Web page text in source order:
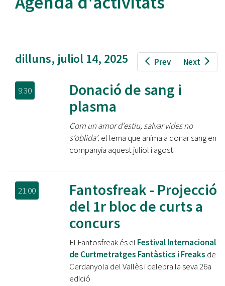
Prev Next
dilluns, juliol 14, 2025
9:30
Donació de sang i
plasma
Com un amor d’estiu, salvar vides no
s’oblida’: el lema que anima a donar sang en
companyia aquest juliol i agost.
21:00
Fantosfreak - Projecció
del 1r bloc de curts a
concurs
El Fantosfreak és el Festival Internacional
de Curtmetratges Fantàstics i Freaks de
Cerdanyola del Vallès i celebra la seva 26a
edició